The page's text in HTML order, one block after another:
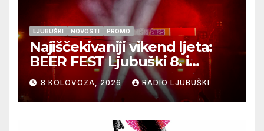
LJUBUŠKI NOVOSTI PROMO
Najiščekivaniji vikend ljeta:
BEER FEST Ljubuški 8. i
9.kolovoza
8 KOLOVOZA, 2026 RADIO LJUBUŠKI